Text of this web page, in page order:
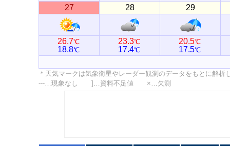
27 28 29
26.7℃
18.8℃
23.3℃
17.4℃
20.5℃
17.5℃
＊天気マークは気象衛星やレーダー観測のデータをもとに解
---…現象なし ]…資料不足値 ×…欠測